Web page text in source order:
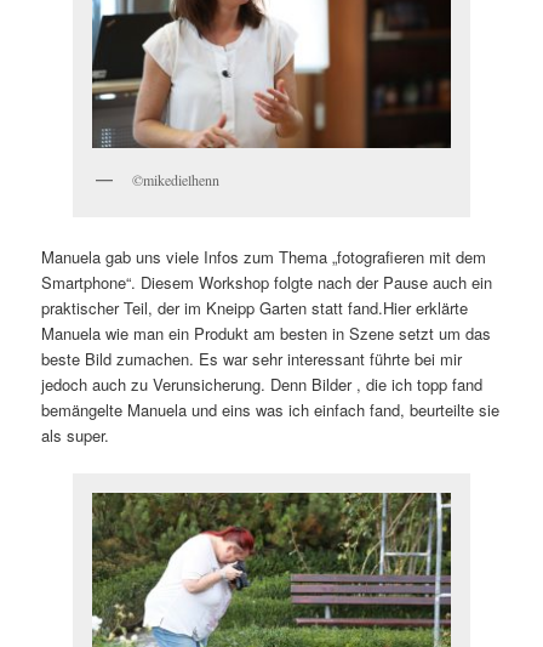
©mikedielhenn
Manuela gab uns viele Infos zum Thema „fotografieren mit dem
Smartphone“. Diesem Workshop folgte nach der Pause auch ein
praktischer Teil, der im Kneipp Garten statt fand.Hier erklärte
Manuela wie man ein Produkt am besten in Szene setzt um das
beste Bild zumachen. Es war sehr interessant führte bei mir
jedoch auch zu Verunsicherung. Denn Bilder , die ich topp fand
bemängelte Manuela und eins was ich einfach fand, beurteilte sie
als super.